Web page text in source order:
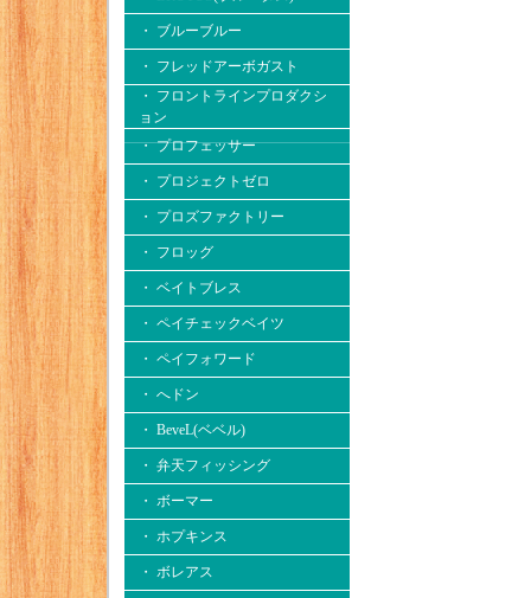
・ ブルーブルー
・ フレッドアーボガスト
・ フロントラインプロダクシ
ョン
・ プロフェッサー
・ プロジェクトゼロ
・ プロズファクトリー
・ フロッグ
・ ベイトブレス
・ ペイチェックベイツ
・ ペイフォワード
・ へドン
・ BeveL(ベベル)
・ 弁天フィッシング
・ ボーマー
・ ホプキンス
・ ボレアス